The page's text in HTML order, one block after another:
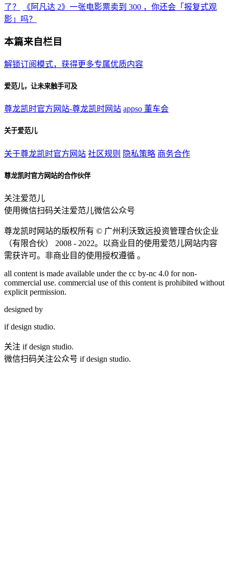
了？
《阿凡达 2》一张电影票卖到 300 ，你还会「报复式观
影」吗？
本篇来自栏目
解锁订阅模式，获得更多专属优质内容
爱范儿，让未来触手可及
尊龙凯时官方网站-尊龙凯时网站 appso 董车会
关于爱范儿
关于尊龙凯时官方网站 社区规则 隐私策略 商务合作
尊龙凯时官方网站的合作伙伴
关注爱范儿
使用微信扫码关注爱范儿微信公众号
尊龙凯时网站的版权所有 © 广州利沃致远投资管理合伙企业
（有限合伙）
2008 - 2022。以商业目的使用爱范儿网站内容
需获许可。非商业目的使用授权遵循 。
all content is made available under the cc by-nc 4.0 for non-
commercial use. commercial use of this content is prohibited without
explicit permission.
designed by
if design studio.
关注 if design studio.
微信扫码关注公众号 if design studio.